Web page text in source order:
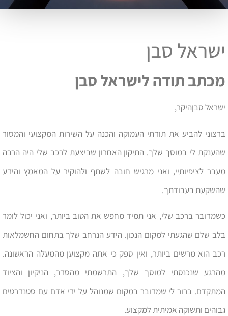
ישראל סבן
מכתב תודה לישראל סבן
ישראל סבןהיקר,
ברצוני להביע את תודתי העמוקה והכנה על השירות המקצועי והמסור
שהענקת לי במוסך שלך. התיקון האחרון שביצעת לרכב שלי היה הרבה
מעבר לציפיותיי, ואני מרגיש חובה לשתף ולהוקיר על המאמץ והידע
שהשקעת בעבודתך.
כשמדובר ברכב שלי, אני תמיד מחפש את הטוב ביותר, ואני יכול לומר
בלב שלם שהגעתי למקום הנכון. הידע הנרחב שלך בתחום החשמלאות
רכב הוא מרשים ביותר, ואין ספק כי אתה מקצוען מהמעלה הראשונה.
מהרגע שנכנסתי למוסך שלך, התרשמתי מהסדר, הניקיון והציוד
המתקדם. ברור לי שמדובר במקום שמנוהל על ידי אדם עם סטנדרטים
גבוהים ותשוקה אמיתית למקצוע.